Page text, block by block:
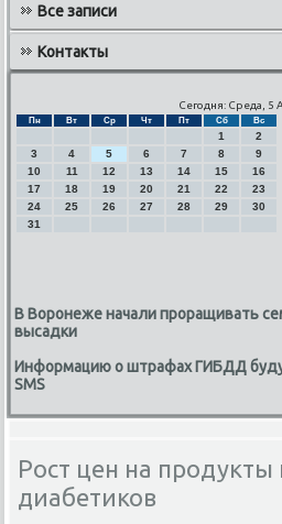
Все записи
Контакты
Сегодня: Среда, 5
Пн Вт Ср Чт Пт Сб Вс
1
2
3
4 5 6 7 8
9
10
11 12 13 14 15
16
17
18 19 20 21 22
23
24
25 26 27 28 29
30
31
В Воронеже начали проращивать
высадки
Информацию о штрафах ГИБДД
SMS
Рост цен на продукты
диабетиков